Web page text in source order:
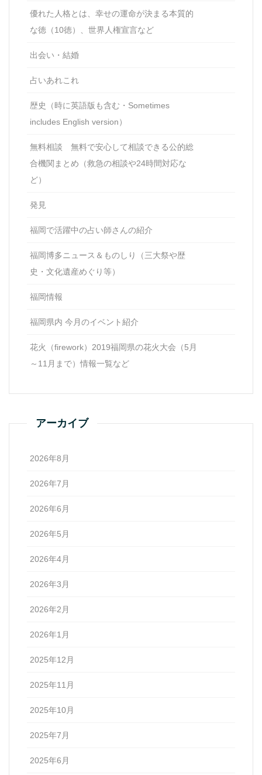
優れた人格とは、幸せの運命が決まる本質的
な徳（10徳）、世界人権宣言など
出会い・結婚
占いあれこれ
歴史（時に英語版も含む・Sometimes
includes English version）
無料相談 無料で安心して相談できる公的総
合機関まとめ（救急の相談や24時間対応な
ど）
発見
福岡で活躍中の占い師さんの紹介
福岡博多ニュース＆ものしり（三大祭や歴
史・文化遺産めぐり等）
福岡情報
福岡県内 今月のイベント紹介
花火（firework）2019福岡県の花火大会（5月
～11月まで）情報一覧など
アーカイブ
2026年8月
2026年7月
2026年6月
2026年5月
2026年4月
2026年3月
2026年2月
2026年1月
2025年12月
2025年11月
2025年10月
2025年7月
2025年6月